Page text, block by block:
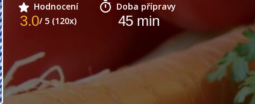
Hodnocení
3.0/ 5 (120x)
Doba přípravy
45min